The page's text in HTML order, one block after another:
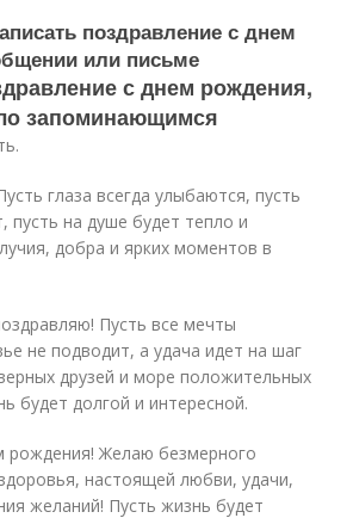
поздравление с днем
или письме
с днем рождения,
запоминающимся
глаза всегда улыбаются, пусть
пусть на душе будет тепло и
добра и ярких моментов в
Пусть все мечты
не подводит, а удача идет на шаг
друзей и море положительных
будет долгой и интересной.
рождения! Желаю безмерного
настоящей любви, удачи,
желаний! Пусть жизнь будет